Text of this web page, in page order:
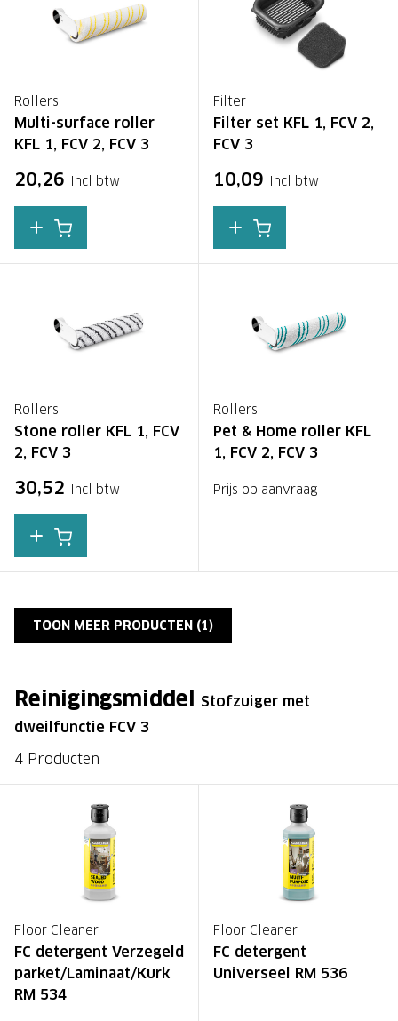
Rollers
Multi-surface roller
KFL 1, FCV 2, FCV 3
20,26 Incl btw
Filter
Filter set KFL 1, FCV 2,
FCV 3
10,09 Incl btw
Rollers
Stone roller KFL 1, FCV
2, FCV 3
30,52 Incl btw
Rollers
Pet & Home roller KFL
1, FCV 2, FCV 3
Prijs op aanvraag
TOON MEER PRODUCTEN (1)
Reinigingsmiddel
Stofzuiger met
dweilfunctie FCV 3
4 Producten
Floor Cleaner
FC detergent Verzegeld
parket/Laminaat/Kurk
RM 534
Floor Cleaner
FC detergent
Universeel RM 536